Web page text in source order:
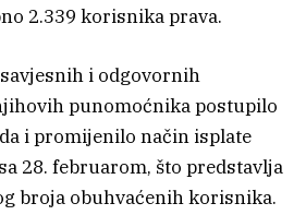
2.339 korisnika prava.
i odgovornih
punomoćnika postupilo
i promijenilo način isplate
28. februarom, što predstavlja
broja obuhvaćenih korisnika.